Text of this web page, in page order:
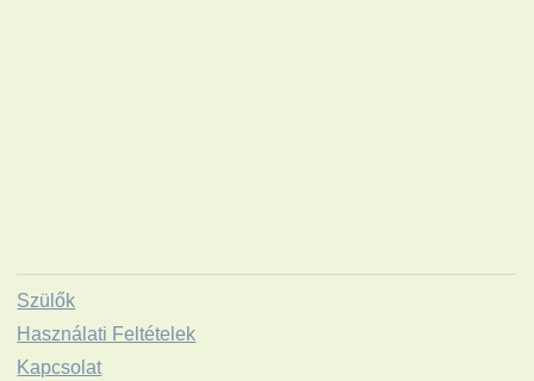
Szülők
Használati Feltételek
Kapcsolat